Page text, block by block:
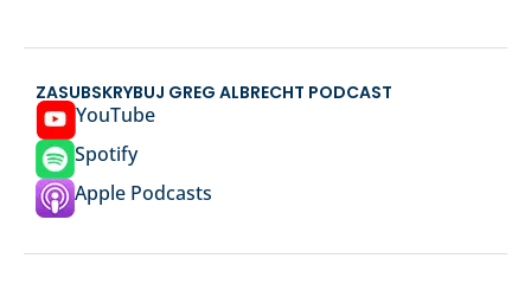
ZASUBSKRYBUJ GREG ALBRECHT PODCAST
YouTube
Spotify
Apple Podcasts